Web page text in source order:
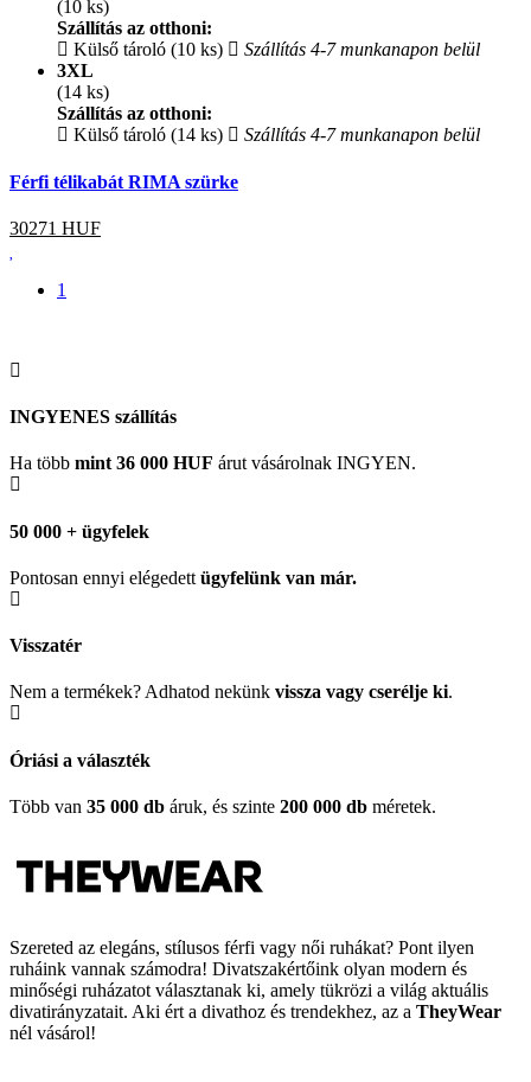
(10 ks)
Szállítás az otthoni:
Külső tároló (10 ks)
Szállítás 4-7 munkanapon belül
3XL
(14 ks)
Szállítás az otthoni:
Külső tároló (14 ks)
Szállítás 4-7 munkanapon belül
Férfi télikabát RIMA szürke
30271 HUF
1
INGYENES szállítás
Ha több mint 36 000 HUF árut vásárolnak INGYEN.
50 000 + ügyfelek
Pontosan ennyi elégedett ügyfelünk van már.
Visszatér
Nem a termékek? Adhatod nekünk vissza vagy cserélje ki.
Óriási a választék
Több van 35 000 db áruk, és szinte 200 000 db méretek.
Szereted az elegáns, stílusos férfi vagy női ruhákat? Pont ilyen
ruháink vannak számodra! Divatszakértőink olyan modern és
minőségi ruházatot választanak ki, amely tükrözi a világ aktuális
divatirányzatait. Aki ért a divathoz és trendekhez, az a TheyWear
nél vásárol!